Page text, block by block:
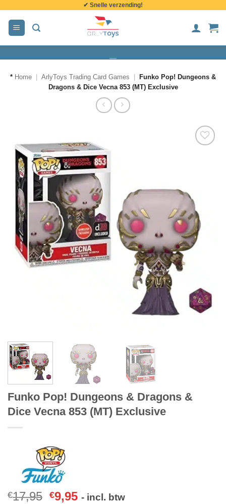
inhoud
✔ Snelle verzending!
* Home ArlyToys Trading Card Games
Funko Pop! Dungeons &
Dragons & Dice Vecna 853 (MT) Exclusive
Funko Pop! Dungeons & Dragons &
Dice Vecna 853 (MT) Exclusive
€17,95 €9,95 - incl. btw